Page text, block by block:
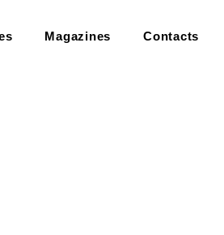
Magazines Contacts
Gioca e colora.